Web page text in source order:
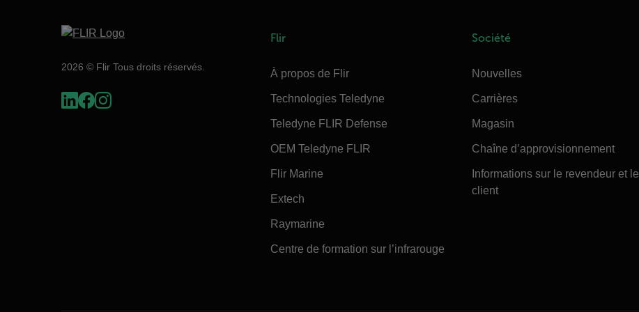
2026 © Flir Tous droits réservés.
Flir
À propos de Flir
Technologies Teledyne
Teledyne FLIR Defense
OEM Teledyne FLIR
Flir Marine
Extech
Raymarine
Centre de formation sur l’infrarouge
Société
Nouvelles
Carrières
Magasin
Chaîne d’approvisionnement
Informations sur le revendeur et le
client